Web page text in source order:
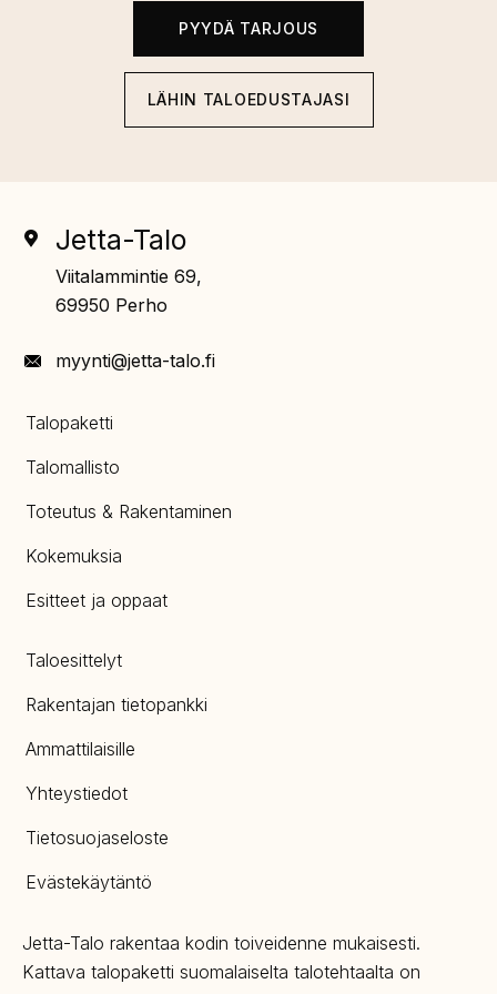
PYYDÄ TARJOUS
LÄHIN TALOEDUSTAJASI
Jetta-Talo
Viitalammintie 69,
69950 Perho
myynti@jetta-talo.fi
Talopaketti
Talomallisto
Toteutus & Rakentaminen
Kokemuksia
Esitteet ja oppaat
Taloesittelyt
Rakentajan tietopankki
Ammattilaisille
Yhteystiedot
Tietosuojaseloste
Evästekäytäntö
Jetta-Talo rakentaa kodin toiveidenne mukaisesti.
Kattava talopaketti suomalaiselta talotehtaalta on